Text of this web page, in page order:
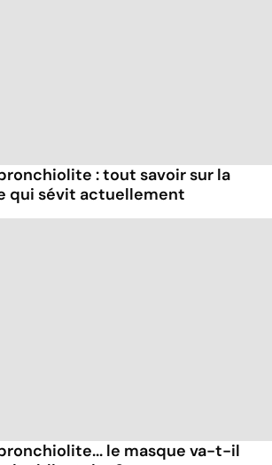
: tout savoir sur la
qui sévit actuellement
le masque va-t-il